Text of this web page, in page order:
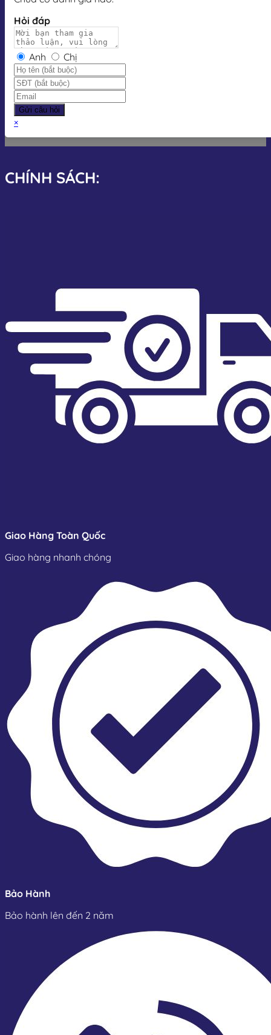
Hỏi đáp
Anh Chị
Gửi câu hỏi
×
CHÍNH SÁCH:
Giao Hàng Toàn Quốc
Giao hàng nhanh chóng
Bảo Hành
Bảo hành lên đến 2 năm